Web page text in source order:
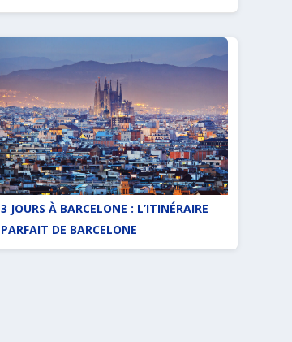
3 JOURS À BARCELONE : L’ITINÉRAIRE
PARFAIT DE BARCELONE